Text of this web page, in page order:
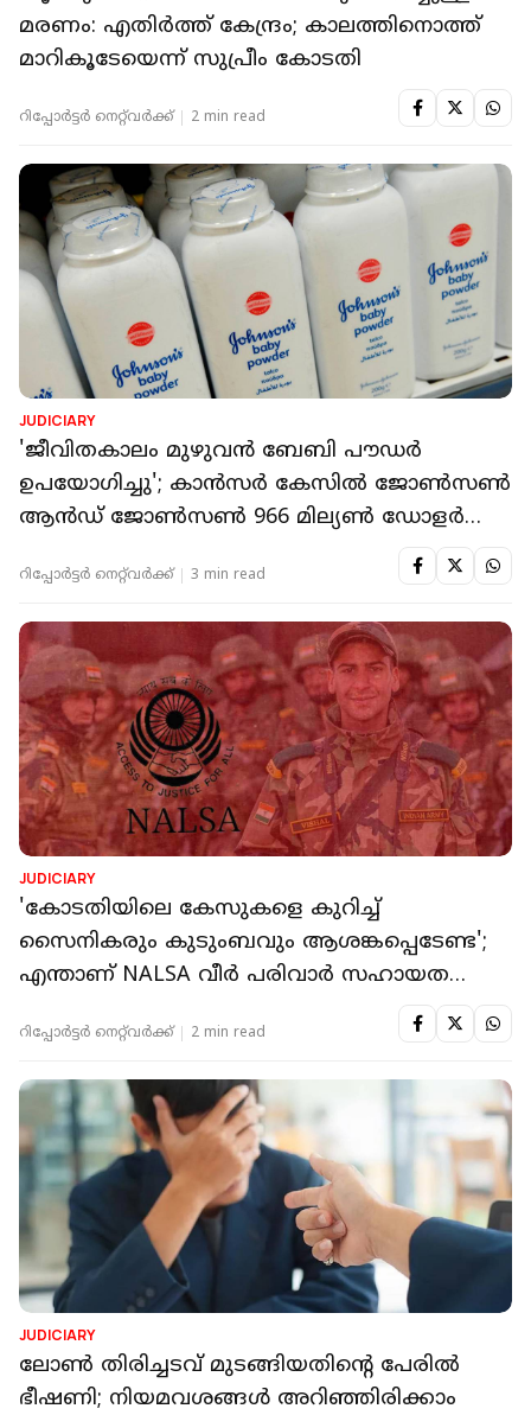
മരണം: എതിർത്ത് കേന്ദ്രം; കാലത്തിനൊത്ത്
മാറികൂടേയെന്ന് സുപ്രീം കോടതി
റിപ്പോർട്ടർ നെറ്റ്‌വര്‍ക്ക്‌ 2 min read
JUDICIARY
'ജീവിതകാലം മുഴുവൻ ബേബി പൗഡർ
ഉപയോഗിച്ചു'; കാൻസർ കേസിൽ ജോൺസൺ
ആൻഡ് ജോൺസൺ 966 മില്യൺ ഡോളർ
റിപ്പോർട്ടർ നെറ്റ്‌വര്‍ക്ക്‌ 3 min read
JUDICIARY
'കോടതിയിലെ കേസുകളെ കുറിച്ച്
സൈനികരും കുടുംബവും ആശങ്കപ്പെടേണ്ട';
എന്താണ് NALSA വീർ പരിവാർ സഹായത
റിപ്പോർട്ടർ നെറ്റ്‌വര്‍ക്ക്‌ 2 min read
JUDICIARY
ലോണ്‍ തിരിച്ചടവ് മുടങ്ങിയതിന്റെ പേരില്‍
ഭീഷണി; നിയമവശങ്ങള്‍ അറിഞ്ഞിരിക്കാം